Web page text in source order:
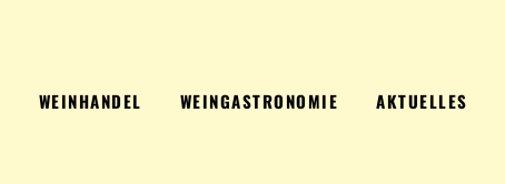
WEINHANDEL WEINGASTRONOMIE AKTUELLES